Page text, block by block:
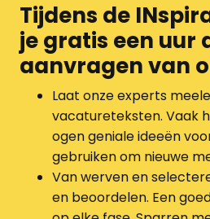
Tijdens de
je gratis een uur
aanvragen van
Laat onze experts
vacatureteksten. Vaak
ogen geniale ideeën
gebruiken om nieuwe
Van werven en
en beoordelen. Een